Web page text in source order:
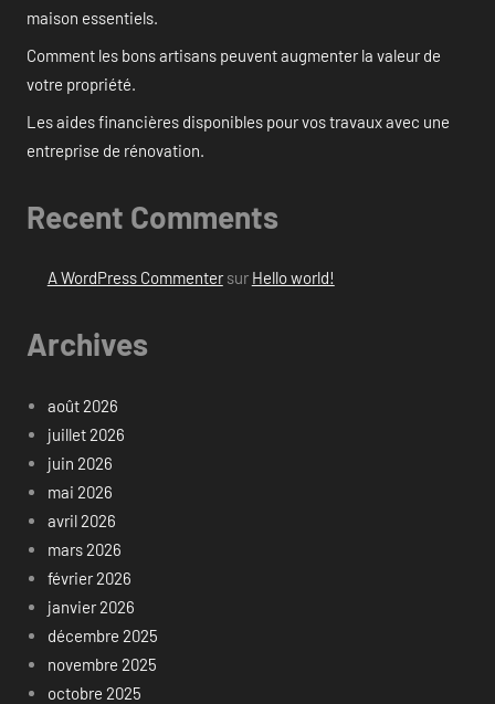
maison essentiels.
Comment les bons artisans peuvent augmenter la valeur de
votre propriété.
Les aides financières disponibles pour vos travaux avec une
entreprise de rénovation.
Recent Comments
A WordPress Commentersur Hello world!
Archives
août 2026
juillet 2026
juin 2026
mai 2026
avril 2026
mars 2026
février 2026
janvier 2026
décembre 2025
novembre 2025
octobre 2025